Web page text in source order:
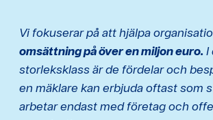
Vi fokuserar på att hjälpa
omsättning på över en miljon euro.I
storleksklass är de fördelar och
en mäklare kan erbjuda oftast som
arbetar endast med företag och